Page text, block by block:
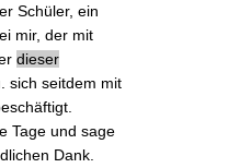
Schüler, ein
mir, der mit
dieser
sich seitdem mit
Tage und sage
Dank.